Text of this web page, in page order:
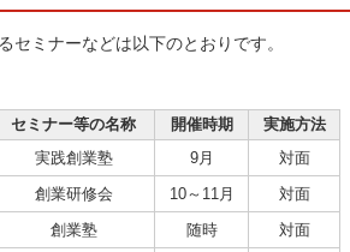
ミナーなどは以下のとおりです。
セミナー等の名称 開催時期
実施方法
実践創業塾 9月
対面
創業研修会 10～11月
対面
創業塾 随時
対面